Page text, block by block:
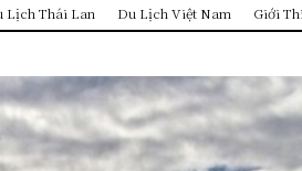
Lịch Thái Lan Du Lịch Việt Nam Giới